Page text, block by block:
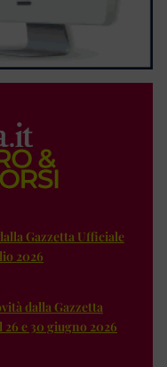
Gazzetta Ufficiale
2026
dalla Gazzetta
e 30 giugno 2026